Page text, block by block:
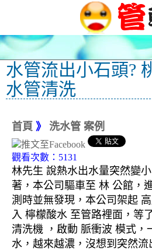
水管流出小石頭?
水管清洗
首頁 》 洗水管 案例
觀看次數：5131
林先生 說熱水出水量突然變
著，本公司驅車至 林 公館，
測時並無發現，本公司架起
入 檸檬酸水 至管路裡面，等
清洗機 ，啟動 脈衝波 模式，
水，越來越濃，沒想到突然